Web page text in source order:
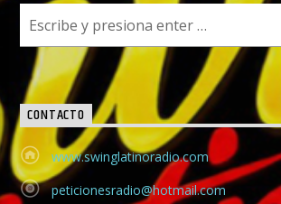
CONTACTO
www.swinglatinoradio.com
peticionesradio@hotmail.com